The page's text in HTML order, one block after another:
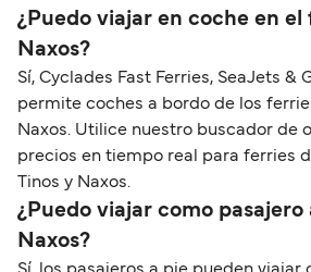
¿Puedo viajar en coche en el
Naxos?
Sí, Cyclades Fast Ferries, SeaJets &
permite coches a bordo de los
Naxos. Utilice nuestro buscador de
precios en tiempo real para ferries
Tinos y Naxos.
¿Puedo viajar como pasajero
Naxos?